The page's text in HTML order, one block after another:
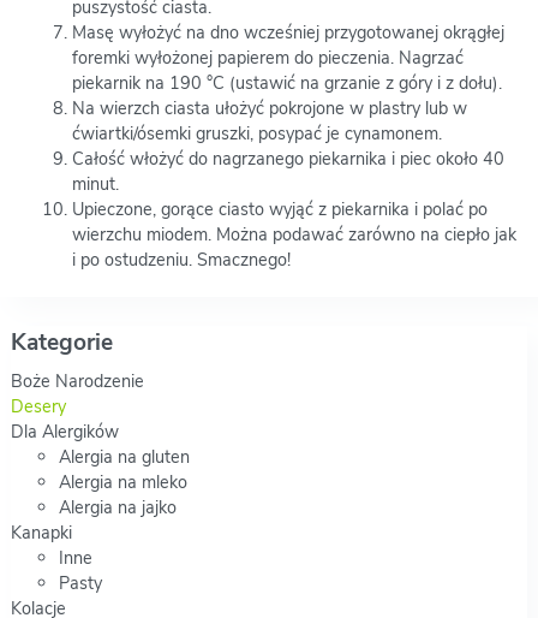
puszystość ciasta.
Masę wyłożyć na dno wcześniej przygotowanej okrągłej
foremki wyłożonej papierem do pieczenia. Nagrzać
piekarnik na 190 °C (ustawić na grzanie z góry i z dołu).
Na wierzch ciasta ułożyć pokrojone w plastry lub w
ćwiartki/ósemki gruszki, posypać je cynamonem.
Całość włożyć do nagrzanego piekarnika i piec około 40
minut.
Upieczone, gorące ciasto wyjąć z piekarnika i polać po
wierzchu miodem. Można podawać zarówno na ciepło jak
i po ostudzeniu. Smacznego!
Kategorie
Boże Narodzenie
Desery
Dla Alergików
Alergia na gluten
Alergia na mleko
Alergia na jajko
Kanapki
Inne
Pasty
Kolacje